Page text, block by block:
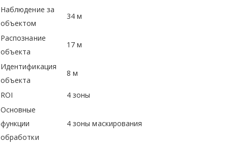
Наблюдение за
объектом
34 м
Распознание
объекта
17 м
Идентификация
объекта
8 м
ROI
4 зоны
Основные
функции
обработки
4 зоны маскирования